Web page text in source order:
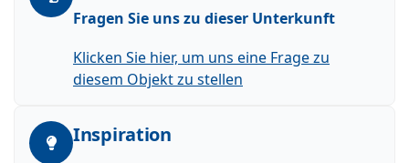
Fragen Sie uns zu dieser Unterkunft
Klicken Sie hier, um uns eine Frage zu
diesem Objekt zu stellen
Inspiration